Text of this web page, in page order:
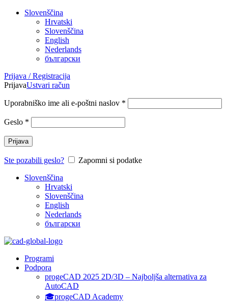
Slovenščina
Hrvatski
Slovenščina
English
Nederlands
български
Prijava / Registracija
PrijavaUstvari račun
Uporabniško ime ali e-poštni naslov *
Geslo *
Prijava
Ste pozabili geslo?
Zapomni si podatke
Slovenščina
Hrvatski
Slovenščina
English
Nederlands
български
Programi
Podpora
progeCAD 2025 2D/3D – Najboljša alternativa za
AutoCAD
🎓progeCAD Academy